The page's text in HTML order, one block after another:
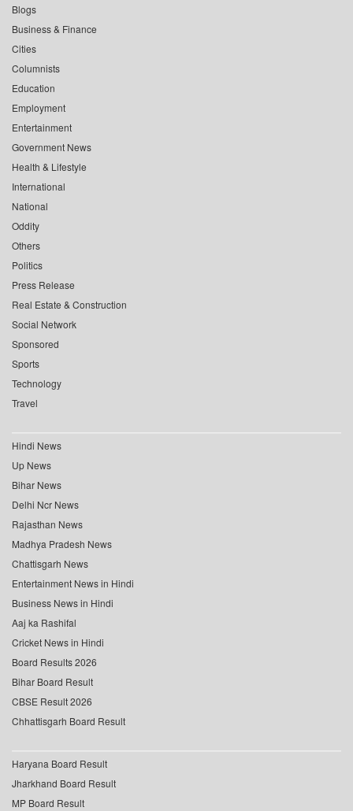
Blogs
Business & Finance
Cities
Columnists
Education
Employment
Entertainment
Government News
Health & Lifestyle
International
National
Oddity
Others
Politics
Press Release
Real Estate & Construction
Social Network
Sponsored
Sports
Technology
Travel
Hindi News
Up News
Bihar News
Delhi Ncr News
Rajasthan News
Madhya Pradesh News
Chattisgarh News
Entertainment News in Hindi
Business News in Hindi
Aaj ka Rashifal
Cricket News in Hindi
Board Results 2026
Bihar Board Result
CBSE Result 2026
Chhattisgarh Board Result
Haryana Board Result
Jharkhand Board Result
MP Board Result